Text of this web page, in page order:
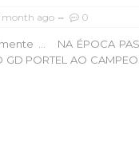
month ago 0
... NA ÉPOCA
GD PORTEL AO